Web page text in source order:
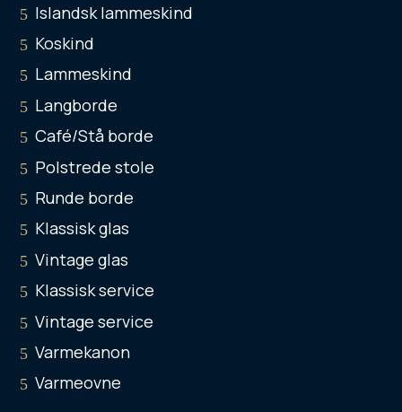
Islandsk lammeskind
Koskind
Lammeskind
Langborde
Café/Stå borde
Polstrede stole
Runde borde
Klassisk glas
Vintage glas
Klassisk service
Vintage service
Varmekanon
Varmeovne